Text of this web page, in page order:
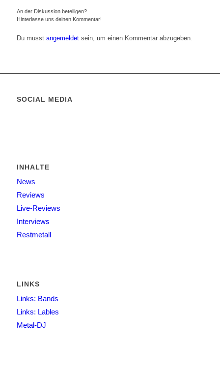
An der Diskussion beteiligen?
Hinterlasse uns deinen Kommentar!
Du musst angemeldetsein, um einen Kommentar abzugeben.
SOCIAL MEDIA
INHALTE
News
Reviews
Live-Reviews
Interviews
Restmetall
LINKS
Links: Bands
Links: Lables
Metal-DJ